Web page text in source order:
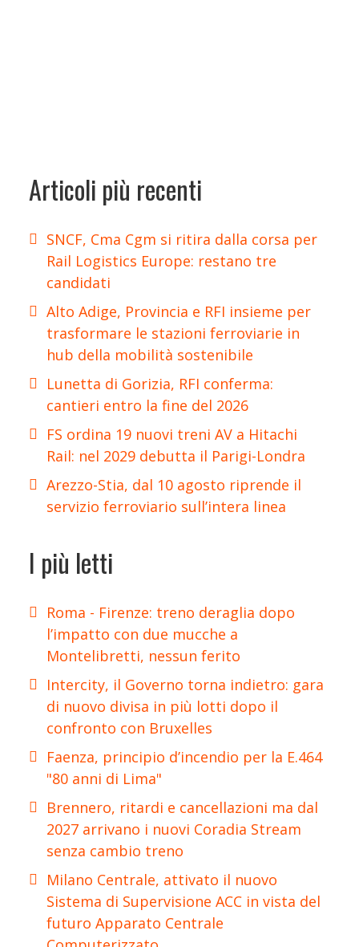
Articoli più recenti
SNCF, Cma Cgm si ritira dalla corsa per
Rail Logistics Europe: restano tre
candidati
Alto Adige, Provincia e RFI insieme per
trasformare le stazioni ferroviarie in
hub della mobilità sostenibile
Lunetta di Gorizia, RFI conferma:
cantieri entro la fine del 2026
FS ordina 19 nuovi treni AV a Hitachi
Rail: nel 2029 debutta il Parigi-Londra
Arezzo-Stia, dal 10 agosto riprende il
servizio ferroviario sull’intera linea
I più letti
Roma - Firenze: treno deraglia dopo
l’impatto con due mucche a
Montelibretti, nessun ferito
Intercity, il Governo torna indietro: gara
di nuovo divisa in più lotti dopo il
confronto con Bruxelles
Faenza, principio d’incendio per la E.464
"80 anni di Lima"
Brennero, ritardi e cancellazioni ma dal
2027 arrivano i nuovi Coradia Stream
senza cambio treno
Milano Centrale, attivato il nuovo
Sistema di Supervisione ACC in vista del
futuro Apparato Centrale